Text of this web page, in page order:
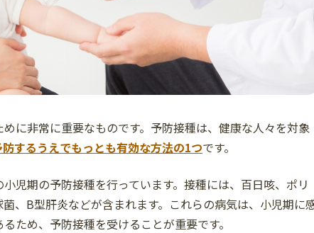
に非常に重要なものです。予防接種は、健康な人々を対象
するうえでもっとも有効な方法の1つです。
児期の予防接種を行っています。接種には、百日咳、ポリ
、B型肝炎などが含まれます。これらの病気は、小児期に
ため、予防接種を受けることが重要です。